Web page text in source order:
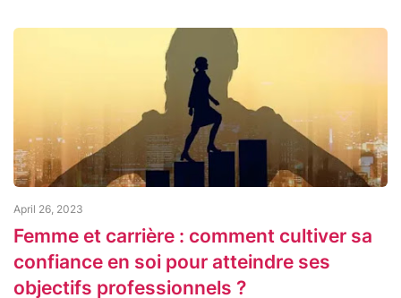
April 26, 2023
Femme et carrière : comment cultiver sa
confiance en soi pour atteindre ses
objectifs professionnels ?